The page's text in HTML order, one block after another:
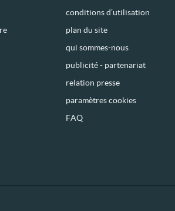
conditions d’utilisation
plan du site
qui sommes-nous
publicité - partenariat
relation presse
paramètres cookies
FAQ